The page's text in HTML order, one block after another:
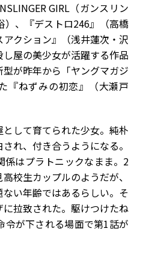
GIRL（ガンスリン
）、『デストロ246』（高橋
クション』（浅井蓮次・沢
屋の美少女が活躍する作品
が昨年から「ヤングマガジ
『ねずみの初恋』（大瀬戸
して育てられた少女。純朴
れ、付き合うようになる。
係はプラトニックなまま。2
校生カップルのようだが、
い年齢ではあるらしい。そ
拉致された。駆けつけたね
令が下される場面で第1話が